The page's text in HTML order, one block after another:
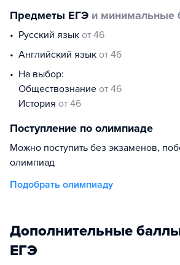
Предметы ЕГЭ и минимальные
русский язык от 46
английский язык от 46
На выбор:
обществознание от 46
история от 46
Поступление по олимпиаде
Можно поступить без экзаменов,
олимпиад
Подобрать олимпиаду
Дополнительные
ЕГЭ